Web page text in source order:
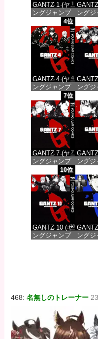
GANTZ 1 (ヤ
ングジャンプ
コミックス
DIGITAL)
価格：¥100
ングジ
コミ
価
4位
GANTZ 4 (ヤ
ングジャンプ
コミックス
DIGITAL)
価格：¥100
ングジ
コミ
価
7位
GANTZ 7 (ヤ
ングジャンプ
コミックス
DIGITAL)
価格：¥100
ングジ
コミ
価
10位
GANTZ 10 (ヤ
ングジャンプ
ングジ
468:名無しのトレーナー